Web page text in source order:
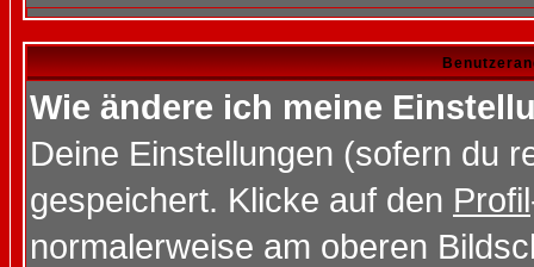
Wie ändere ich meine
Deine Einstellungen (sofern du
gespeichert. Klicke auf den Profil
normalerweise am oberen